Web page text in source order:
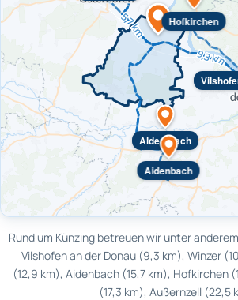
Hofkirchen
Aldersbach
Aidenbach
Rund um Künzing betreuen wir unter
Vilshofen an der Donau (9,3 km), Winzer
(12,9 km), Aidenbach (15,7 km), Hofkirchen
(17,3 km), Außernzell (22,5